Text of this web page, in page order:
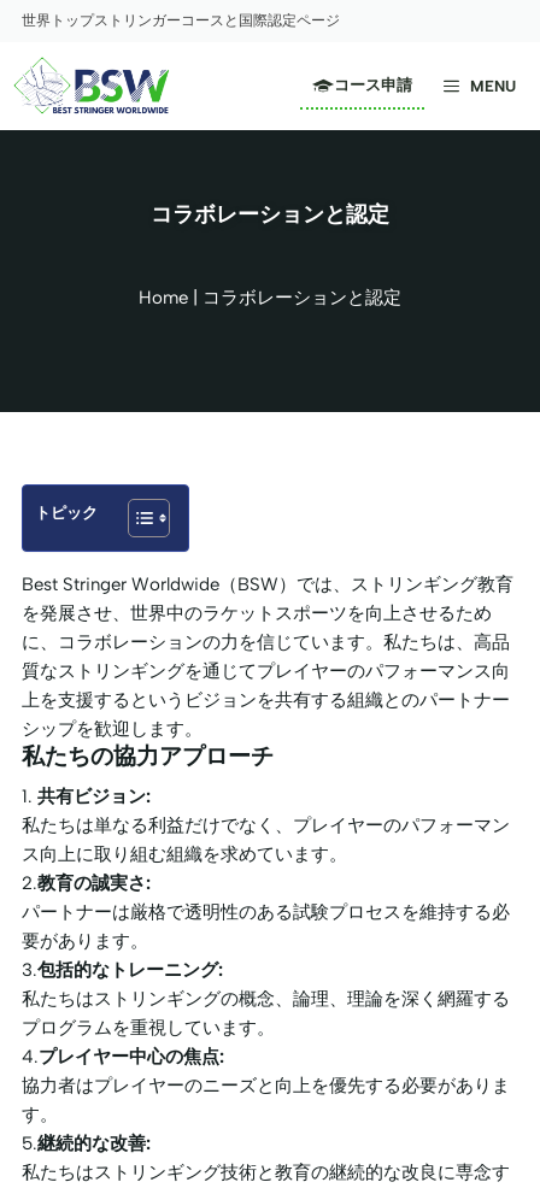
ツ
世界トップストリンガーコースと国際認定ページ
MENU
コース申請
コラボレーションと認定
Home コラボレーションと認定
トピック
Best Stringer Worldwide（BSW）では、ストリンギング教育
を発展させ、世界中のラケットスポーツを向上させるため
に、コラボレーションの力を信じています。私たちは、高品
質なストリンギングを通じてプレイヤーのパフォーマンス向
上を支援するというビジョンを共有する組織とのパートナー
シップを歓迎します。
私たちの協力アプローチ
1. 共有ビジョン:
私たちは単なる利益だけでなく、プレイヤーのパフォーマン
ス向上に取り組む組織を求めています。
2.教育の誠実さ:
パートナーは厳格で透明性のある試験プロセスを維持する必
要があります。
3.包括的なトレーニング:
私たちはストリンギングの概念、論理、理論を深く網羅する
プログラムを重視しています。
4.プレイヤー中心の焦点:
協力者はプレイヤーのニーズと向上を優先する必要がありま
す。
5.継続的な改善:
私たちはストリンギング技術と教育の継続的な改良に専念す